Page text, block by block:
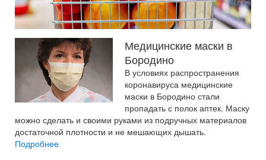
Медицинские маски в
Бородино
В условиях распространения
коронавируса медицинские
маски в Бородино стали
пропадать с полок аптек. Маску
можно сделать и своими руками из подручных материалов
достаточной плотности и не мешающих дышать.
Подробнее